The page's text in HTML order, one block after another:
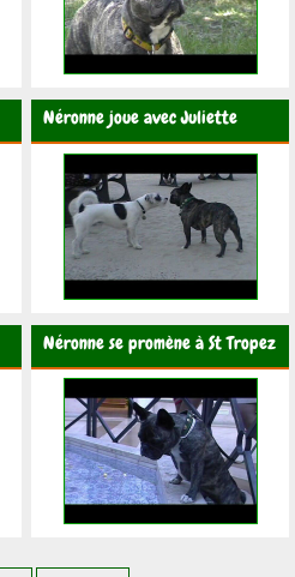
Néronne joue avec Juliette
Néronne se promène à St Tropez